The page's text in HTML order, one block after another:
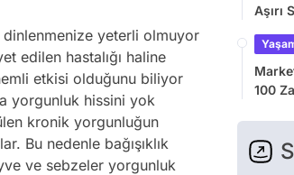
dinlenmenize yeterli olmuyor
edilen hastalığı haline
etkisi olduğunu biliyor
yorgunluk hissini yok
kronik yorgunluğun
Bu nedenle bağışıklık
ve sebzeler yorgunluk
Aşırı
100